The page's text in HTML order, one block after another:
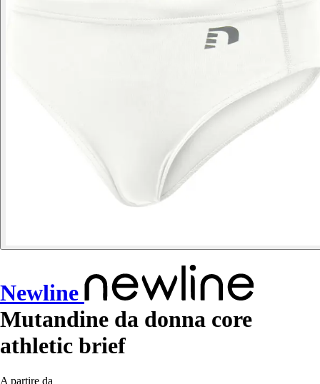
Newline
Mutandine da donna core
athletic brief
A partire da